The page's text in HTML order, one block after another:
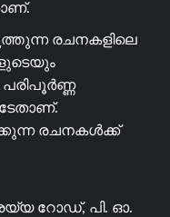
രചനകളിലെ
രചനകൾക്ക്
റോഡ്, പി. ഓ.